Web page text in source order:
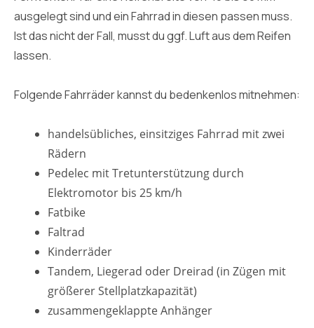
ausgelegt sind und ein Fahrrad in diesen passen muss.
Ist das nicht der Fall, musst du ggf. Luft aus dem Reifen
lassen.
Folgende Fahrräder kannst du bedenkenlos mitnehmen:
handelsübliches, einsitziges Fahrrad mit zwei
Rädern
Pedelec mit Tretunterstützung durch
Elektromotor bis 25 km/h
Fatbike
Faltrad
Kinderräder
Tandem, Liegerad oder Dreirad (in Zügen mit
größerer Stellplatzkapazität)
zusammengeklappte Anhänger